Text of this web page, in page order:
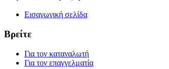
Εισαγωγική σελίδα
Βρείτε
Για τον καταναλωτή
Για τον επαγγελματία